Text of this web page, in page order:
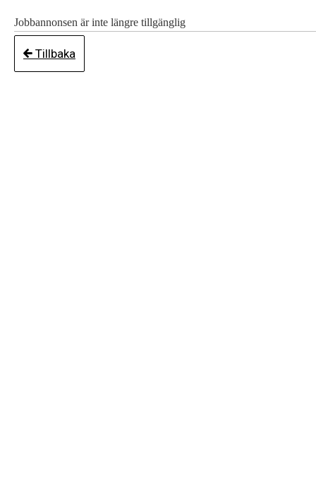
Jobbannonsen är inte längre tillgänglig
Tillbaka